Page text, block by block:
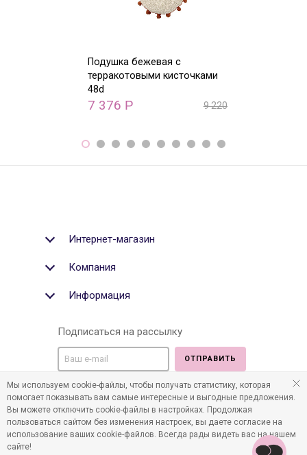
Подушка бежевая с
терракотовыми кисточками
48d
7 376 Р 9 220
Интернет-магазин
Компания
Информация
Подписаться на рассылку
ОТПРАВИТЬ
Мы в социальных медиа:
Мы используем cookie-файлы, чтобы получать статистику, которая
помогает показывать вам самые интересные и выгодные предложения.
Вы можете отключить cookie-файлы в настройках. Продолжая
пользоваться сайтом без изменения настроек, вы даете согласие на
использование ваших cookie-файлов. Всегда рады видеть вас на нашем
сайте!